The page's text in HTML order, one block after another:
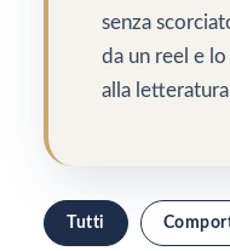
senza
da un reel e
alla
Tutti